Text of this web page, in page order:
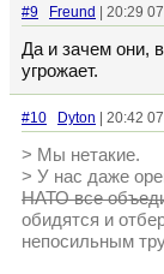
#9 Freund | 20:29
Да и зачем они,
угрожает.
#10 Dyton | 20:42
> Мы нетакие.
> У нас даже
НАТО все
обидятся и
непосильным